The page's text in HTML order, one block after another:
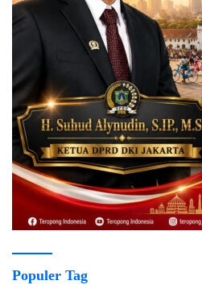
Populer Tag